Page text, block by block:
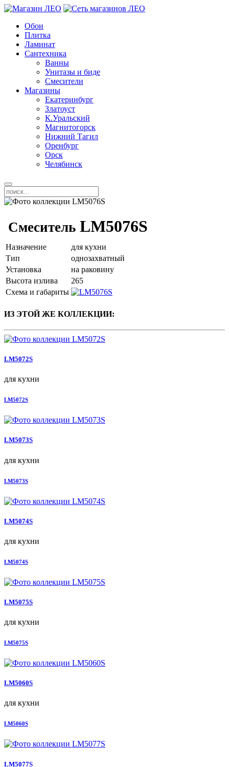
Обои
Плитка
Ламинат
Сантехника
Ванны
Унитазы и биде
Смесители
Магазины
Екатеринбург
Златоуст
К.Уральский
Магнитогорск
Нижний Тагил
Оренбург
Орск
Челябинск
Смеситель LM5076S
Назначение
для кухни
Тип
однозахватный
Установка
на раковину
Высота излива
265
Схема и габариты
ИЗ ЭТОЙ ЖЕ КОЛЛЕКЦИИ:
LM5072S
для кухни
LM5072S
LM5073S
для кухни
LM5073S
LM5074S
для кухни
LM5074S
LM5075S
для кухни
LM5075S
LM5060S
для кухни
LM5060S
LM5077S